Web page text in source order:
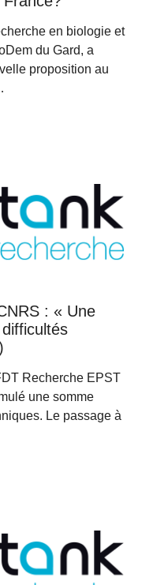
en biologie et
du Gard, a
proposition au
: « Une
Recherche EPST
une somme
Le passage à